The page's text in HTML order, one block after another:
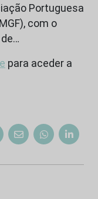
Portuguesa
com o
para aceder a